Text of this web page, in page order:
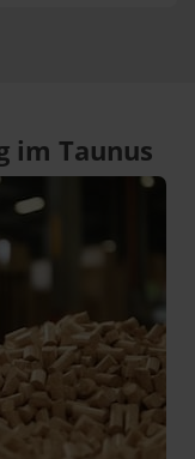
im Taunus